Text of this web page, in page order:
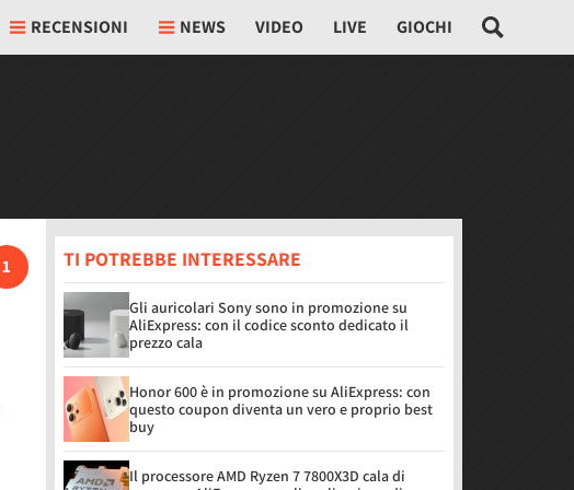
RECENSIONI NEWS VIDEO LIVE GIOCHI
1 TI POTREBBE INTERESSARE
Gli auricolari Sony sono in promozione su
AliExpress: con il codice sconto dedicato il
prezzo cala
Honor 600 è in promozione su AliExpress: con
questo coupon diventa un vero e proprio best
buy
Il processore AMD Ryzen 7 7800X3D cala di